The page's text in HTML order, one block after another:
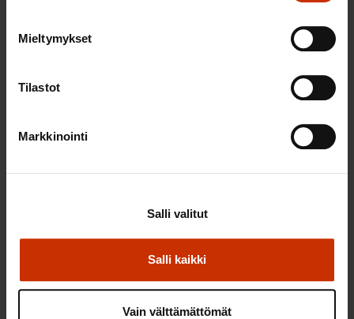
Mieltymykset
Tilastot
Markkinointi
Salli kaikki
Salli valitut
Vain välttämättömät
Hallitus heikentää jälleen työntekijöiden
työsuhdeturvaa ja työelämän tasa-arvoa